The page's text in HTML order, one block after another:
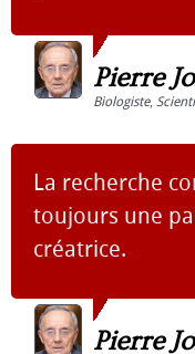
Pierre
Biologiste,
La recherche
toujours une
créatrice.
Pierre